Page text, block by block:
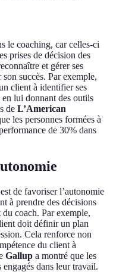
le coaching, car celles-ci
prises de décision des
et gérer ses
succès. Par exemple,
client à identifier ses
en lui donnant des outils
de L’American
les personnes formées à
de 30% dans
de favoriser l’autonomie
à prendre des décisions
coach. Par exemple,
doit définir un plan
Cela renforce non
du client à
Gallup a montré que les
dans leur travail.